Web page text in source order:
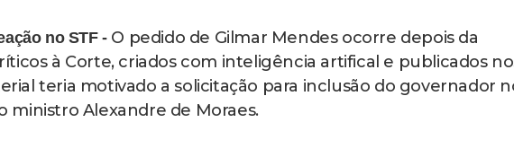
no STF - O pedido de Gilmar Mendes ocorre depois da
à Corte, criados com inteligência artifical e publicados
teria motivado a solicitação para inclusão do governador
ministro Alexandre de Moraes.